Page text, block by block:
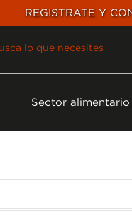
REGISTRATE Y
Sector alimentario